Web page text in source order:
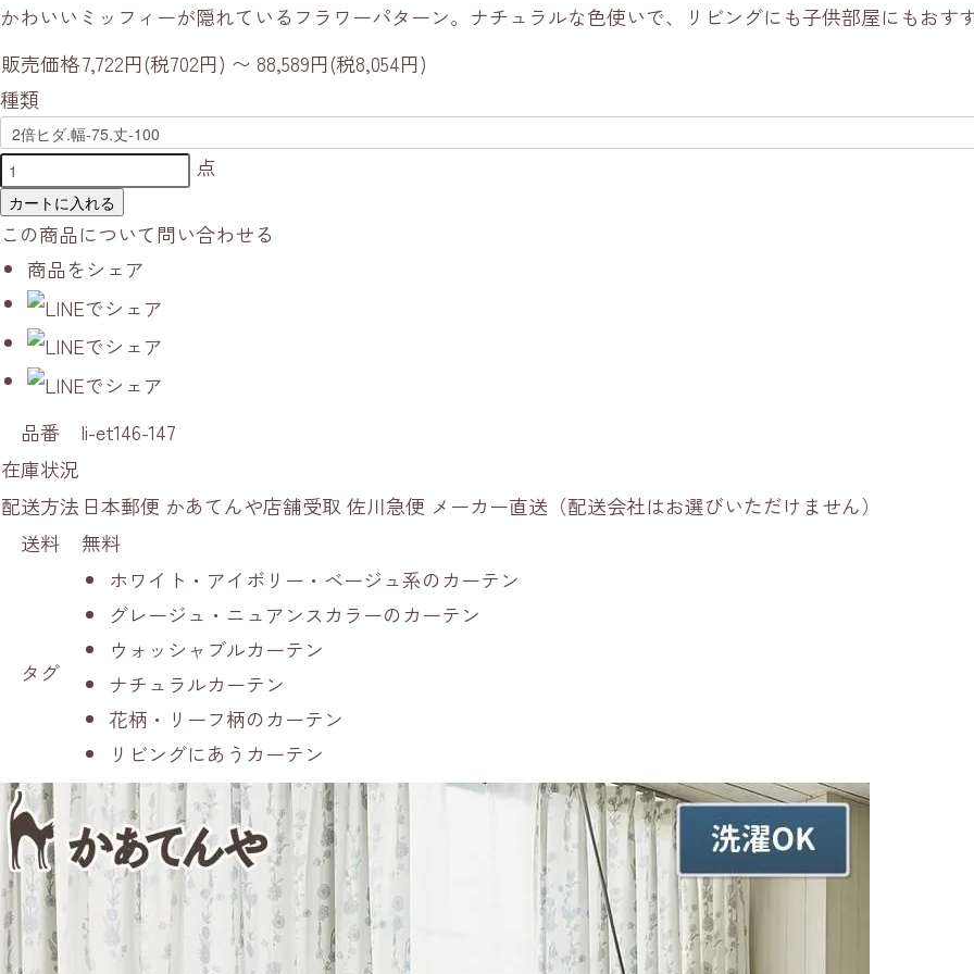
かわいいミッフィーが隠れているフラワーパターン。ナチュラルな色使いで、リビングにも子供部屋にもおすす
販売価格7,722円(税702円) 〜 88,589円(税8,054円)
種類
点
カートに入れる
この商品について問い合わせる
商品をシェア
品番
li-et146-147
在庫状況
配送方法 日本郵便 かあてんや店舗受取 佐川急便 メーカー直送（配送会社はお選びいただけません）
送料
無料
タグ
ホワイト・アイボリー・ベージュ系のカーテン
グレージュ・ニュアンスカラーのカーテン
ウォッシャブルカーテン
ナチュラルカーテン
花柄・リーフ柄のカーテン
リビングにあうカーテン